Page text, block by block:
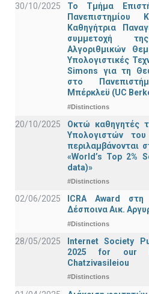
30/10/2025
Το Τμήμα
Πανεπιστημίου
Καθηγήτρια
συμμετοχή
Αλγοριθμικών
Υπολογιστικές
Simons για τη
στο
Μπέρκλεϋ (UC
#Distinctions
20/10/2025
Οκτώ καθηγητές
Υπολογιστών
περιλαμβάνονται
«World’s Top 2%
data)»
#Distinctions
02/06/2025
ICRA Award στη
Δέσποινα Αικ.
#Distinctions
28/05/2025
Internet Society
2025 for our
Chatzivasileiou
#Distinctions